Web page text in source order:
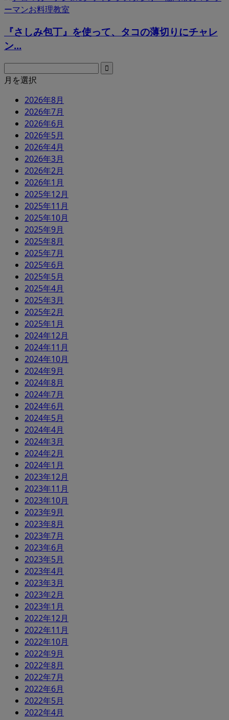
『さしみ包丁』を使って、タコの薄切りにチャレ
ン...
月を選択
2026年8月
2026年7月
2026年6月
2026年5月
2026年4月
2026年3月
2026年2月
2026年1月
2025年12月
2025年11月
2025年10月
2025年9月
2025年8月
2025年7月
2025年6月
2025年5月
2025年4月
2025年3月
2025年2月
2025年1月
2024年12月
2024年11月
2024年10月
2024年9月
2024年8月
2024年7月
2024年6月
2024年5月
2024年4月
2024年3月
2024年2月
2024年1月
2023年12月
2023年11月
2023年10月
2023年9月
2023年8月
2023年7月
2023年6月
2023年5月
2023年4月
2023年3月
2023年2月
2023年1月
2022年12月
2022年11月
2022年10月
2022年9月
2022年8月
2022年7月
2022年6月
2022年5月
2022年4月